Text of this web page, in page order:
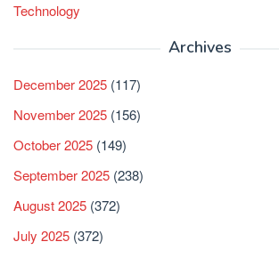
Technology
Archives
December 2025 (117)
November 2025 (156)
October 2025 (149)
September 2025 (238)
August 2025 (372)
July 2025 (372)